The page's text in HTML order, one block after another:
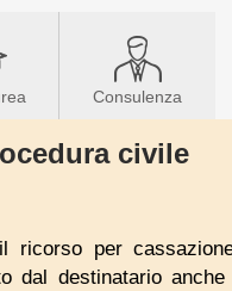
Consulenza
civile
per
dal destinatario